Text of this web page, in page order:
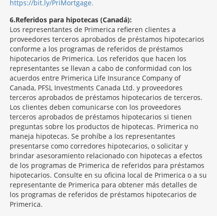
https://bit.ly/PriMortgage.
6 Referidos para hipotecas (Canadá):
Los representantes de Primerica refieren clientes a
proveedores terceros aprobados de préstamos hipotecarios
conforme a los programas de referidos de préstamos
hipotecarios de Primerica. Los referidos que hacen los
representantes se llevan a cabo de conformidad con los
acuerdos entre Primerica Life Insurance Company of
Canada, PFSL Investments Canada Ltd. y proveedores
terceros aprobados de préstamos hipotecarios de terceros.
Los clientes deben comunicarse con los proveedores
terceros aprobados de préstamos hipotecarios si tienen
preguntas sobre los productos de hipotecas. Primerica no
maneja hipotecas. Se prohíbe a los representantes
presentarse como corredores hipotecarios, o solicitar y
brindar asesoramiento relacionado con hipotecas a efectos
de los programas de Primerica de referidos para préstamos
hipotecarios. Consulte en su oficina local de Primerica o a su
representante de Primerica para obtener más detalles de
los programas de referidos de préstamos hipotecarios de
Primerica.